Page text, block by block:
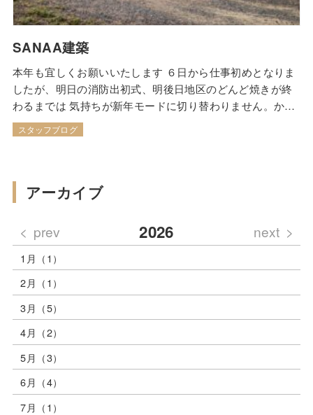
SANAA建築
本年も宜しくお願いいたします ６日から仕事初めとなりま
したが、明日の消防出初式、明後日地区のどんど焼きが終
わるまでは 気持ちが新年モードに切り替わりません。かな
りのスロースターターです（笑） さて、建築25周年を記念
して昨年末（12月27日閉展）まで開催されていた、特別企
スタッフブログ
アーカイブ
prev 2026 next
1月（1）
2月（1）
3月（5）
4月（2）
5月（3）
6月（4）
7月（1）